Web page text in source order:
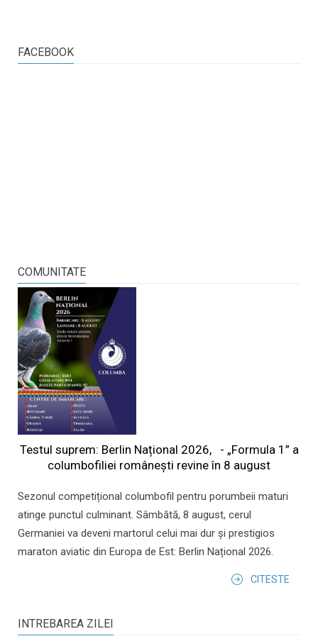
FACEBOOK
COMUNITATE
Testul suprem: Berlin Național 2026, - „Formula 1” a
columbofiliei româneşti revine în 8 august
Sezonul competițional columbofil pentru porumbeii maturi
atinge punctul culminant. Sâmbătă, 8 august, cerul
Germaniei va deveni martorul celui mai dur și prestigios
maraton aviatic din Europa de Est: Berlin Național 2026.
CITESTE
INTREBAREA ZILEI